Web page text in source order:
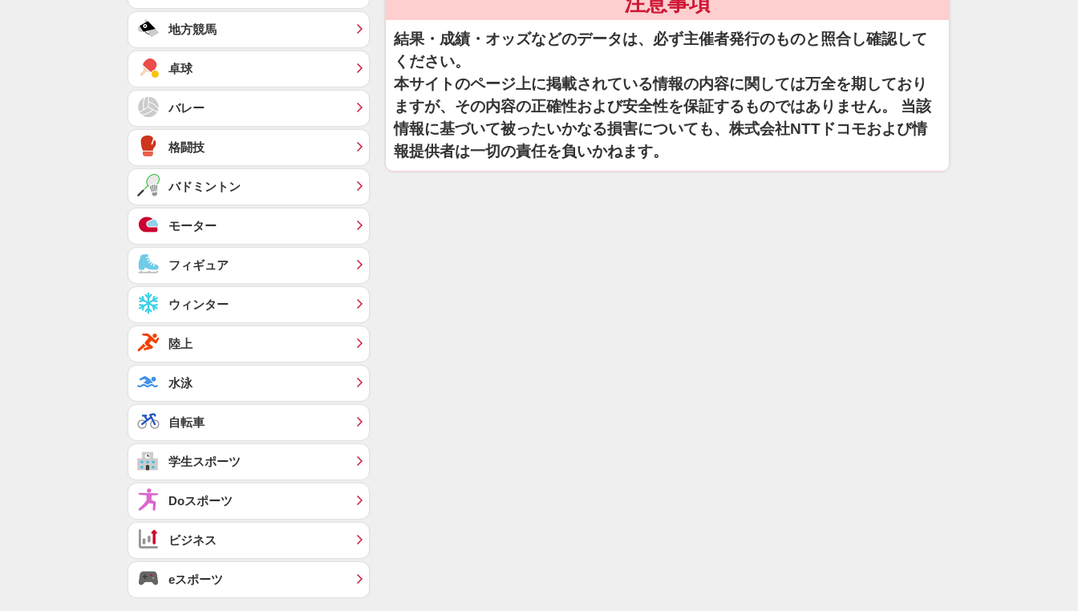
結果・成績・オッズなどのデータは、必ず主催者発行のものと照合し確認して
ください。
本サイトのページ上に掲載されている情報の内容に関しては万全を期しており
ますが、その内容の正確性および安全性を保証するものではありません。 当該
情報に基づいて被ったいかなる損害についても、株式会社NTTドコモおよび情
報提供者は一切の責任を負いかねます。
地方競馬
卓球
バレー
格闘技
バドミントン
モーター
フィギュア
ウィンター
陸上
水泳
自転車
学生スポーツ
Doスポーツ
ビジネス
eスポーツ